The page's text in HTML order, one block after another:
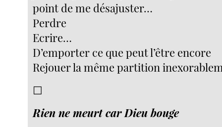
point de me désajuster…
Perdre
Ecrire…
D’emporter ce que peut l’être encore
Rejouer la même partition
☐
Rien ne meurt car Dieu bouge